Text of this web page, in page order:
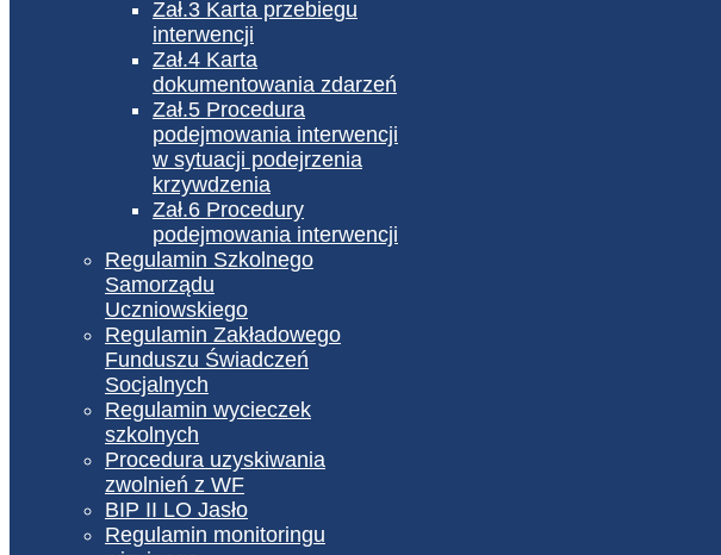
Zał.3 Karta przebiegu
interwencji
Zał.4 Karta
dokumentowania zdarzeń
Zał.5 Procedura
podejmowania interwencji
w sytuacji podejrzenia
krzywdzenia
Zał.6 Procedury
podejmowania interwencji
Regulamin Szkolnego
Samorządu
Uczniowskiego
Regulamin Zakładowego
Funduszu Świadczeń
Socjalnych
Regulamin wycieczek
szkolnych
Procedura uzyskiwania
zwolnień z WF
BIP II LO Jasło
Regulamin monitoringu